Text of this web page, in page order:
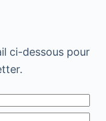
ci-dessous pour